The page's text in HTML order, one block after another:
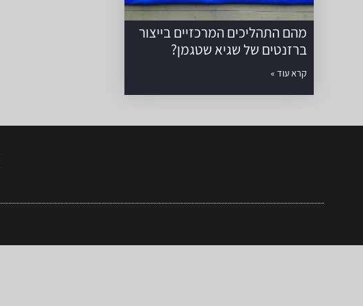
מהם התהליכים המרכזיים בייצור
ברזנטים של שגיא שטגמן?
קרא עוד »